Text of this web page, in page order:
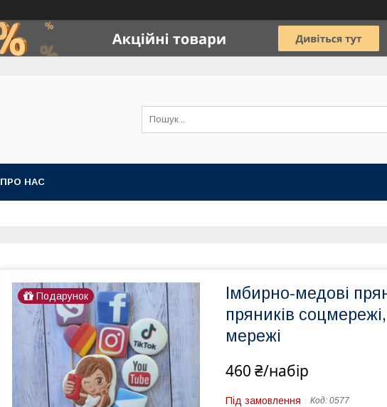
ПРО НАС
Подарунок
Імбирно-медові
пряників
мережі
460 ₴/набір
Під замовлення Код: 0577